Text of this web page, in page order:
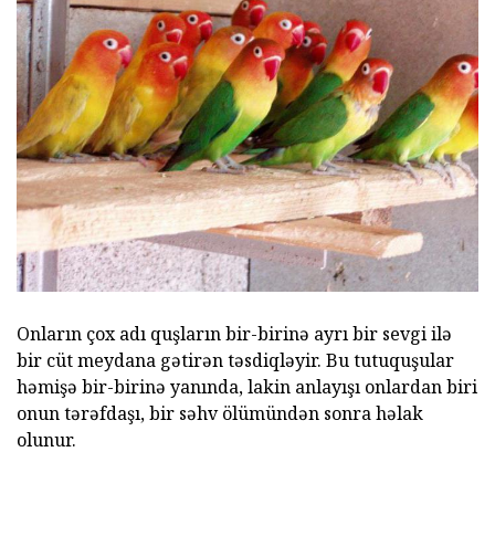
Onların çox adı quşların bir-birinə ayrı bir sevgi ilə
bir cüt meydana gətirən təsdiqləyir. Bu tutuquşular
həmişə bir-birinə yanında, lakin anlayışı onlardan biri
onun tərəfdaşı, bir səhv ölümündən sonra həlak
olunur.